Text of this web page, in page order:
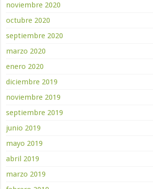
noviembre 2020
octubre 2020
septiembre 2020
marzo 2020
enero 2020
diciembre 2019
noviembre 2019
septiembre 2019
junio 2019
mayo 2019
abril 2019
marzo 2019